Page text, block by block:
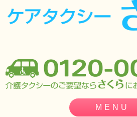
MENU